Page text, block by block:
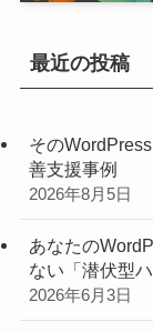
最近の投稿
その
善支援事例
2026年8月5日
あなたの
ない「潜伏型
2026年6月3日